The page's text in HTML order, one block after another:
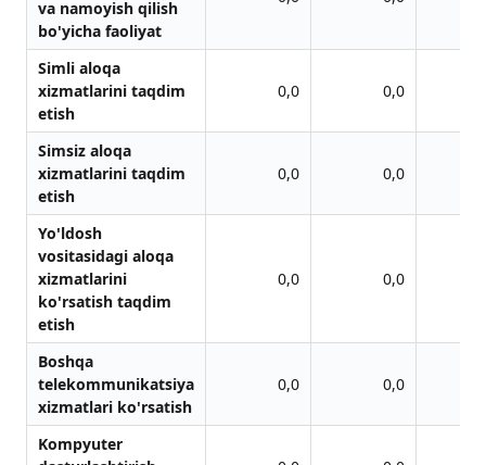
vа nаmoyish qilish
bo'yichа fаoliyat
Simli аloqа
xizmаtlаrini taqdim
etish
0,0 0,0
Simsiz аloqа
xizmаtlаrini taqdim
etish
0,0 0,0
Yo'ldosh
vositаsidаgi аloqа
xizmаtlаrini
ko'rsаtish taqdim
etish
0,0 0,0
Boshqа
telekommunikаtsiya
xizmаtlаri ko'rsаtish
0,0 0,0
Kompyuter